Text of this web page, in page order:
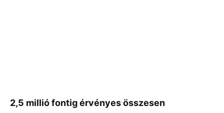
2,5 millió fontig érvényes összesen